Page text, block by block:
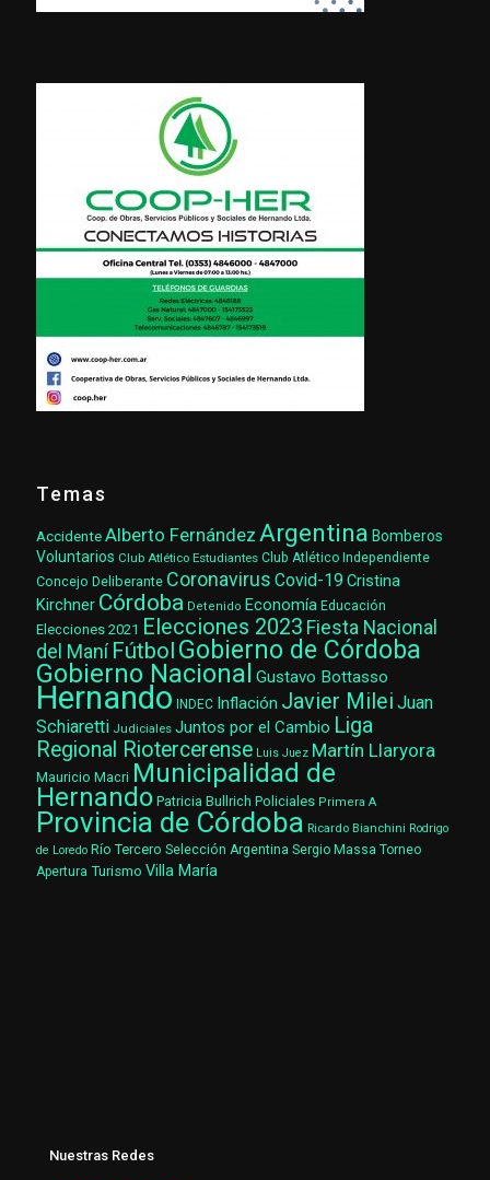
Temas
AccidenteAlberto Fernández Argentina Bomberos
Voluntarios Club Atlético Estudiantes Club Atlético Independiente
Concejo Deliberante Coronavirus Covid-19 Cristina
Kirchner Córdoba Detenido Economía Educación
Elecciones 2021 Elecciones 2023 Fiesta Nacional
del Maní Fútbol Gobierno de Córdoba
Gobierno Nacional Gustavo Bottasso
Hernando INDEC Inflación Javier Milei Juan
Schiaretti Judiciales Juntos por el Cambio Liga
Regional Riotercerense Luis Juez Martín Llaryora
Mauricio Macri Municipalidad de
Hernando Patricia Bullrich Policiales Primera A
Provincia de Córdoba Ricardo Bianchini Rodrigo
de Loredo Río Tercero Selección Argentina Sergio Massa Torneo
Apertura Turismo Villa María
Nuestras Redes